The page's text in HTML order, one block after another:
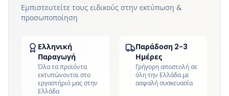
Εμπιστευτείτε τους ειδικούς στην εκτύπωση &
προσωποποίηση
Ελληνική
Παραγωγή
Όλα τα προϊόντα
εκτυπώνονται στο
εργαστήριό μας στην
Ελλάδα
Παράδοση 2-3
Ημέρες
Γρήγορη αποστολή σε
όλη την Ελλάδα με
ασφαλή συσκευασία